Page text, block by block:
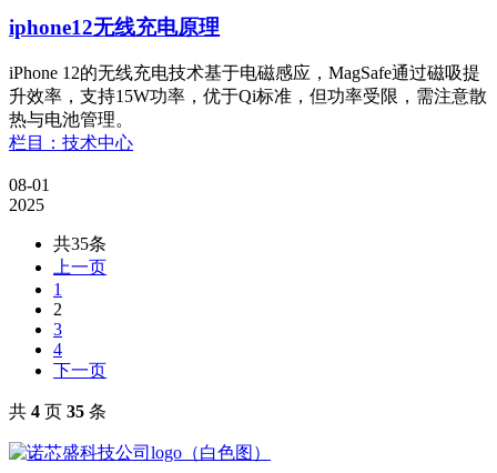
iphone12无线充电原理
iPhone 12的无线充电技术基于电磁感应，MagSafe通过磁吸提
升效率，支持15W功率，优于Qi标准，但功率受限，需注意散
热与电池管理。
栏目：技术中心
08-01
2025
共35条
上一页
1
2
3
4
下一页
共 4 页 35 条